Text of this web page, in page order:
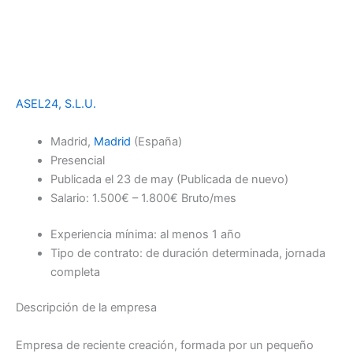
ASEL24, S.L.U.
Madrid, Madrid (España)
Presencial
Publicada el 23 de may(Publicada de nuevo)
Salario: 1.500€ – 1.800€ Bruto/mes
Experiencia mínima: al menos 1 año
Tipo de contrato: de duración determinada, jornada
completa
Descripción de la empresa
Empresa de reciente creación, formada por un pequeño